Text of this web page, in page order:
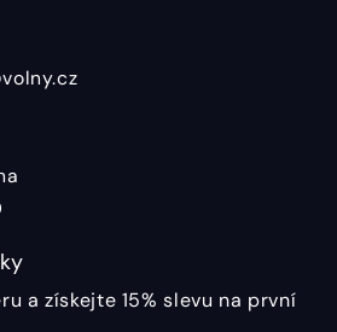
a získejte 15% slevu na první